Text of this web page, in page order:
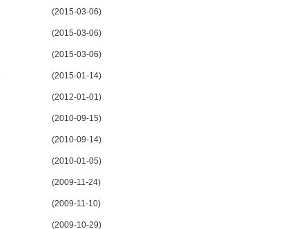
(2015-03-06)
(2015-03-06)
(2015-03-06)
(2015-01-14)
(2012-01-01)
(2010-09-15)
(2010-09-14)
(2010-01-05)
(2009-11-24)
(2009-11-10)
(2009-10-29)